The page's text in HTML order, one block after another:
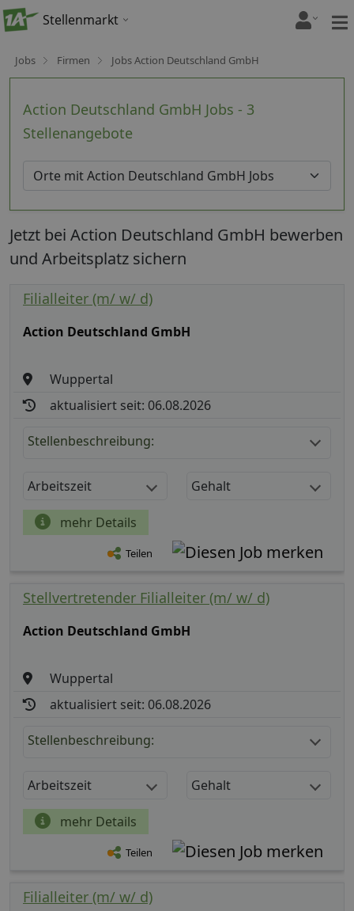
Stellenmarkt
Jobs Firmen Jobs Action Deutschland GmbH
Action Deutschland GmbH Jobs - 3
Stellenangebote
Jetzt bei Action Deutschland GmbH bewerben
und Arbeitsplatz sichern
Filialleiter (m/ w/ d)
Action Deutschland GmbH
Wuppertal
aktualisiert seit: 06.08.2026
Stellenbeschreibung:
Arbeitszeit Gehalt
mehr Details
Teilen
Stellvertretender Filialleiter (m/ w/ d)
Action Deutschland GmbH
Wuppertal
aktualisiert seit: 06.08.2026
Stellenbeschreibung:
Arbeitszeit Gehalt
mehr Details
Teilen
Filialleiter (m/ w/ d)